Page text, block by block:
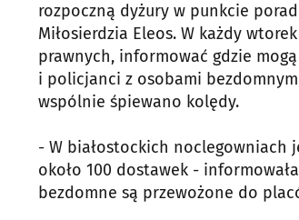
rozpoczną dyżury w punkcie
Miłosierdzia Eleos. W każdy
prawnych, informować gdzie
i policjanci z osobami
wspólnie śpiewano kolędy.
- W białostockich noclegowniach
około 100 dostawek -
bezdomne są przewożone do